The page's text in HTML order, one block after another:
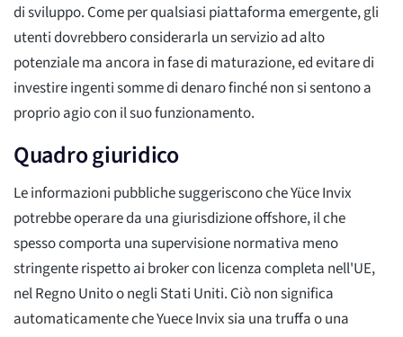
di sviluppo. Come per qualsiasi piattaforma emergente, gli
utenti dovrebbero considerarla un servizio ad alto
potenziale ma ancora in fase di maturazione, ed evitare di
investire ingenti somme di denaro finché non si sentono a
proprio agio con il suo funzionamento.
Quadro giuridico
Le informazioni pubbliche suggeriscono che Yüce Invix
potrebbe operare da una giurisdizione offshore, il che
spesso comporta una supervisione normativa meno
stringente rispetto ai broker con licenza completa nell'UE,
nel Regno Unito o negli Stati Uniti. Ciò non significa
automaticamente che Yuece Invix sia una truffa o una